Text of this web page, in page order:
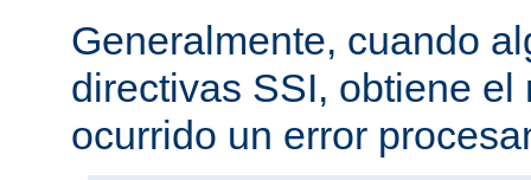
Generalmente, cuando
directivas SSI, obtiene el
ocurrido un error